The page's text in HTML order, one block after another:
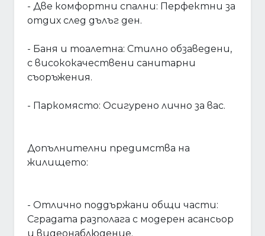
- Две комфортни спални: Перфектни за
отдих след дълъг ден.
- Баня и тоалетна: Стилно обзаведени,
с висококачествени санитарни
съоръжения.
- Паркомясто: Осигурено лично за вас.
Допълнителни предимства на
жилището:
- Отлично поддържани общи части:
Сградата разполага с модерен асансьор
и видеонаблюдение.